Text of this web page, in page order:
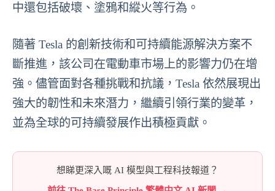
中還包括破壞、塗鴉和縱火等行為。
隨著 Tesla 的創新技術和可持續能源解決方案不
斷推進，該公司在電動車市場上的影響力仍在增
強。儘管面對各種挑戰和抗議，Tesla 依然展現出
強大的韌性和未來潛力，繼續引領行業的變革，
並為全球的可持續發展作出積極貢獻。
想睇更深入嘅 AI 模型與工程科技報道？